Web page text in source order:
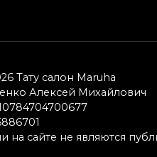
Тату салон Maruha
Алексей Михайлович
на сайте не являются